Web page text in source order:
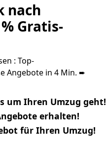
nach
Gratis-
: Top-
Angebote in 4 Min. ➨
um Ihren Umzug geht!
erhalten!
für Ihren Umzug!